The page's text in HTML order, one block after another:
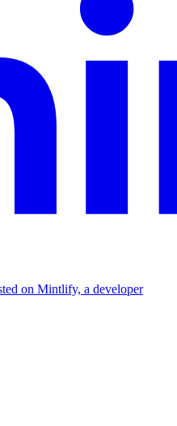
on Mintlify, a developer